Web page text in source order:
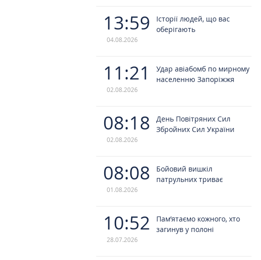
13:59
04.08.2026
Історії людей, що вас
оберігають
11:21
02.08.2026
Удар авіабомб по мирному
населенню Запоріжжя
08:18
02.08.2026
День Повітряних Сил
Збройних Сил України
08:08
01.08.2026
Бойовий вишкіл
патрульних триває
10:52
28.07.2026
Пам’ятаємо кожного, хто
загинув у полоні